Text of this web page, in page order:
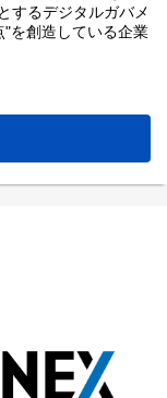
するデジタルガバメ
"を創造している企業
治体DXの加速など
体の課題解決に取
ーションの提案営
ます。